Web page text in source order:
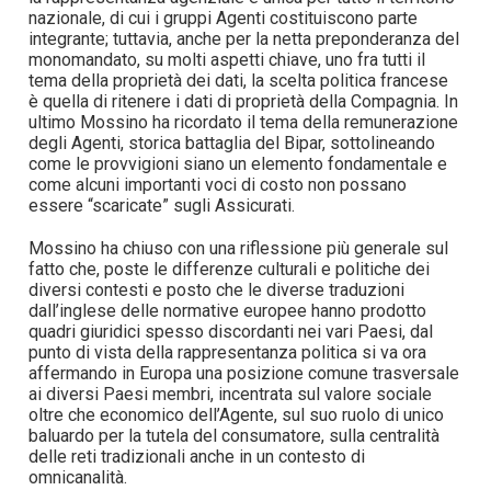
nazionale, di cui i gruppi Agenti costituiscono parte
integrante; tuttavia, anche per la netta preponderanza del
monomandato, su molti aspetti chiave, uno fra tutti il
tema della proprietà dei dati, la scelta politica francese
è quella di ritenere i dati di proprietà della Compagnia. In
ultimo Mossino ha ricordato il tema della remunerazione
degli Agenti, storica battaglia del Bipar, sottolineando
come le provvigioni siano un elemento fondamentale e
come alcuni importanti voci di costo non possano
essere “scaricate” sugli Assicurati.
Mossino ha chiuso con una riflessione più generale sul
fatto che, poste le differenze culturali e politiche dei
diversi contesti e posto che le diverse traduzioni
dall’inglese delle normative europee hanno prodotto
quadri giuridici spesso discordanti nei vari Paesi, dal
punto di vista della rappresentanza politica si va ora
affermando in Europa una posizione comune trasversale
ai diversi Paesi membri, incentrata sul valore sociale
oltre che economico dell’Agente, sul suo ruolo di unico
baluardo per la tutela del consumatore, sulla centralità
delle reti tradizionali anche in un contesto di
omnicanalità.